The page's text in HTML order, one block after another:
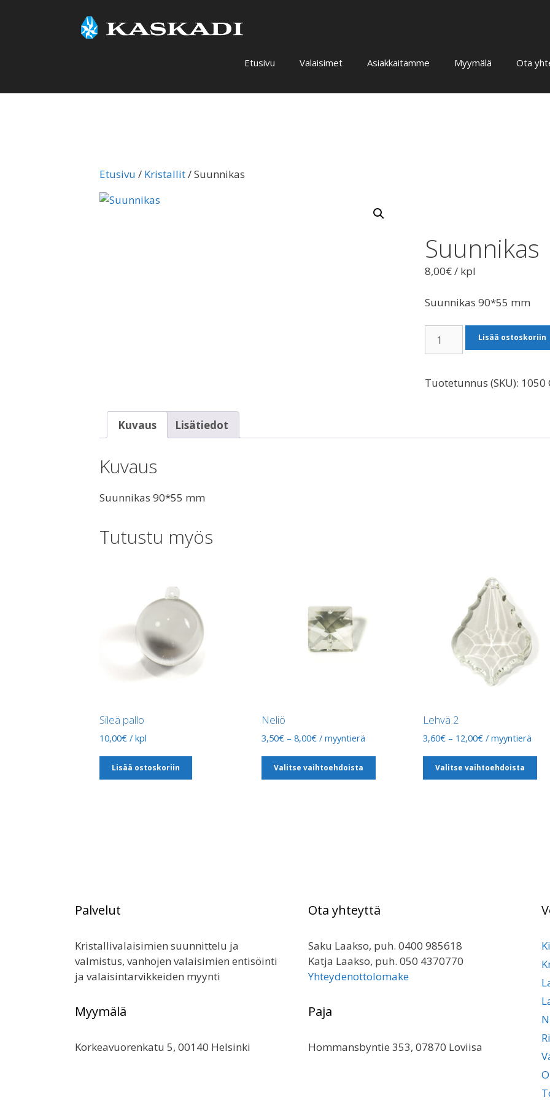
Etusivu Valaisimet Asiakkaitamme Myymälä Ota
Etusivu / Kristallit/ Suunnikas
Suunnikas
8,00€/ kpl
Suunnikas 90*55 mm
määrä
Lisää ostoskoriin
Tuotetunnus (SKU): 1050
Kuvaus Lisätiedot
Kuvaus
Suunnikas 90*55 mm
Tutustu myös
Sileä pallo
10,00€ / kpl
Lisää ostoskoriin
Neliö
3,50€ – 8,00€Hintaluokka:
-
/ myyntierä
Valitse vaihtoehdoista
Tällä
Lehvä 2
3,60€ – 12,00€Hintaluokka:
-
/ myyntierä
Valitse vaihtoehdoista
Palvelut
Kristallivalaisimien suunnittelu ja
valmistus, vanhojen valaisimien entisöinti
ja valaisintarvikkeiden myynti
Myymälä
Korkeavuorenkatu 5, 00140 Helsinki
Ota yhteyttä
Saku Laakso, puh. 0400 985618
Katja Laakso, puh. 050 4370770
Yhteydenottolomake
Paja
Hommansbyntie 353, 07870 Loviisa